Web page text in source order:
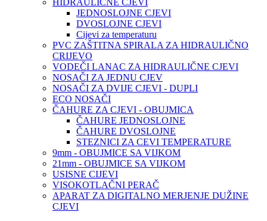
HIDRAULIČNE CJEVI
JEDNOSLOJNE CJEVI
DVOSLOJNE CJEVI
Cijevi za temperaturu
PVC ZAŠTITNA SPIRALA ZA HIDRAULIČNO
CRIJEVO
VODEČI LANAC ZA HIDRAULIČNE CJEVI
NOSAČI ZA JEDNU CJEV
NOSAČI ZA DVIJE CJEVI - DUPLI
ECO NOSAČI
ČAHURE ZA CJEVI - OBUJMICA
ČAHURE JEDNOSLOJNE
ČAHURE DVOSLOJNE
STEZNICI ZA CEVI TEMPERATURE
9mm - OBUJMICE SA VIJKOM
21mm - OBUJMICE SA VIJKOM
USISNE CIJEVI
VISOKOTLAČNI PERAČ
APARAT ZA DIGITALNO MERJENJE DUŽINE
CJEVI